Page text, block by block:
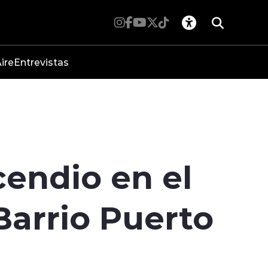
Entrevistas
en el
Puerto